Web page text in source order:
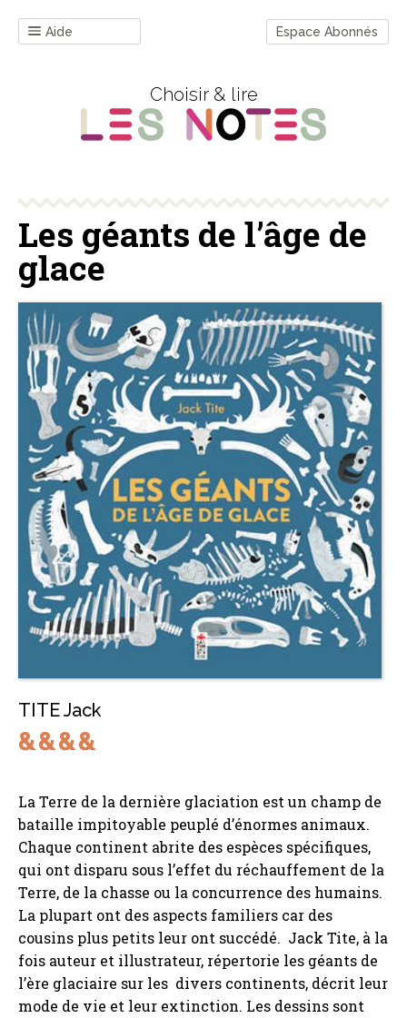
Aide Espace Abonnés
Choisir & lire
Les géants de l’âge de
glace
TITE Jack
La Terre de la dernière glaciation est un champ de
bataille impitoyable peuplé d’énormes animaux.
Chaque continent abrite des espèces spécifiques,
qui ont disparu sous l’effet du réchauffement de la
Terre, de la chasse ou la concurrence des humains.
La plupart ont des aspects familiers car des
cousins plus petits leur ont succédé. Jack Tite, à la
fois auteur et illustrateur, répertorie les géants de
l’ère glaciaire sur les divers continents, décrit leur
mode de vie et leur extinction. Les dessins sont